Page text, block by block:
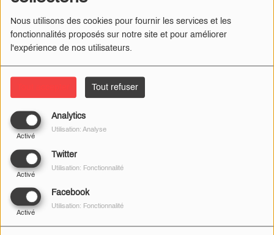
Nous utilisons des cookies pour fournir les services et les
fonctionnalités proposés sur notre site et pour améliorer
l'expérience de nos utilisateurs.
Tout refuser
Analytics
Activé
Utilisation: Analyse
Twitter
Activé
Utilisation: Fonctionnalité
Facebook
Activé
Utilisation: Fonctionnalité
ACCIDENT : CHOC
IMPORTANT ENTRE 3
CE MATIN
BROUSSAILLES SE
L’AISNE ENVOIE DE
NOUVEAU RENFORT EN